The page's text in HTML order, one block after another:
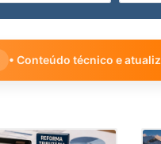
• Conteúdo técnico e